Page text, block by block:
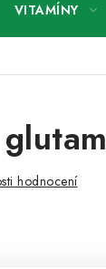
VITAMÍNY
hodnocení